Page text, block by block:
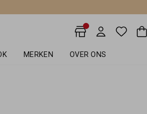
MERKEN OVER ONS